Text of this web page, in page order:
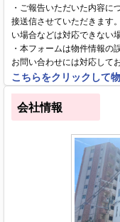
・ご報告いただいた内容
接送信させていただきます
い場合などは対応できない
・本フォームは物件情報の
お問い合わせには対応して
こちらをクリックして
会社情報